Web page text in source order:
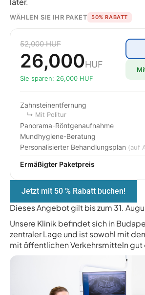
WÄHLEN SIE IHR PAKET 50% RABATT
52,000 HUF
26,000HUF
Sie sparen: 26,000 HUF
Zahnsteinentfernung
↳ Mit Politur
Panorama-Röntgenaufnahme
Mundhygiene-Beratung
Personalisierter Behandlungsplan (auf
Ermäßigter Paketpreis
Jetzt mit 50 % Rabatt buchen!
Dieses Angebot gilt bis zum 31.
Unsere Klinik befindet sich in
zentraler Lage und ist sowohl mit
mit öffentlichen Verkehrsmitteln gut